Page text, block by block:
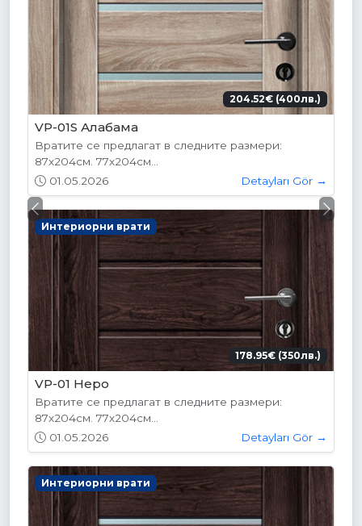
204.52€ (400лв.)
VP-01S Алабама
Вратите се предлагат в следните размери:
87х204см. 77х204см...
01.05.2026
Detayları Gör →
Интериорни врати
178.95€ (350лв.)
VP-01 Hepo
Вратите се предлагат в следните размери:
87х204см. 77х204см...
01.05.2026
Detayları Gör →
Интериорни врати
Previous Next